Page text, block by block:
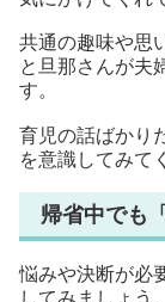
共通の趣味や思
と旦那さんが夫
す。
育児の話ばかり
を意識してみて
帰省中でも
悩みや決断が必
してみましょう。